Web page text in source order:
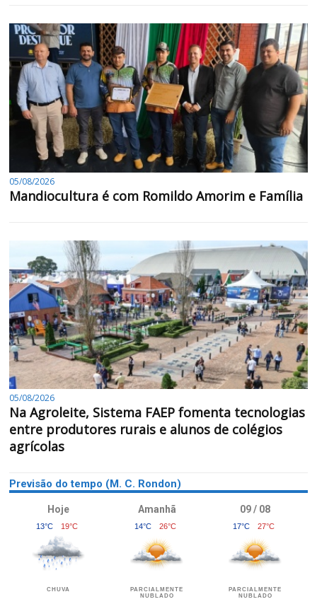
05/08/2026
Mandiocultura é com Romildo Amorim e Família
05/08/2026
Na Agroleite, Sistema FAEP fomenta tecnologias
entre produtores rurais e alunos de colégios
agrícolas
Previsão do tempo (M. C. Rondon)
Hoje
13°C 19°C
CHUVA
Amanhã
14°C 26°C
PARCIALMENTE
NUBLADO
09 / 08
17°C 27°C
PARCIALMENTE
NUBLADO